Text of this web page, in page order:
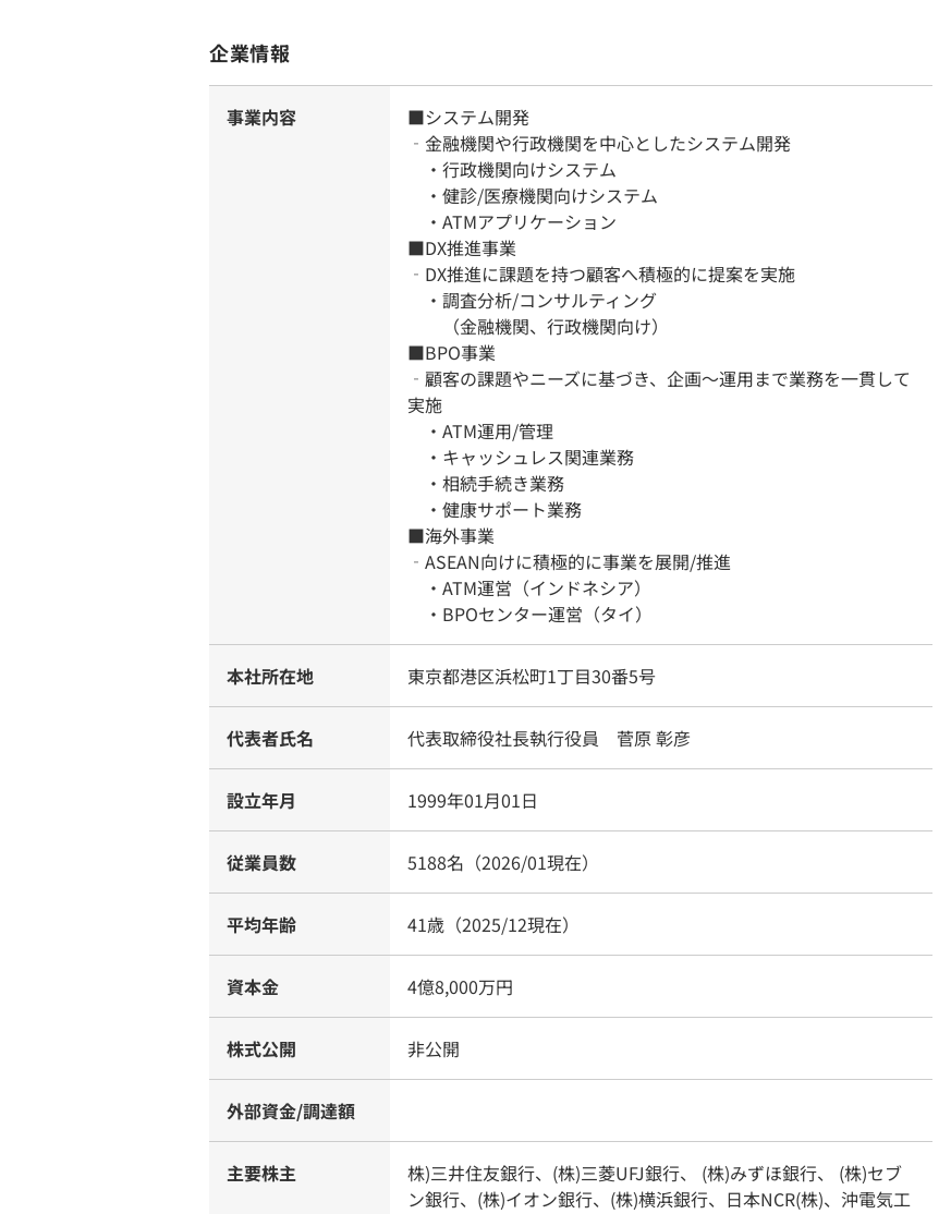
企業情報
事業内容
■システム開発
‐金融機関や行政機関を中心としたシステム開発
・行政機関向けシステム
・健診/医療機関向けシステム
・ATMアプリケーション
■DX推進事業
‐DX推進に課題を持つ顧客へ積極的に提案を実施
・調査分析/コンサルティング
（金融機関、行政機関向け）
■BPO事業
‐顧客の課題やニーズに基づき、企画～運用まで業務を一貫して
実施
・ATM運用/管理
・キャッシュレス関連業務
・相続手続き業務
・健康サポート業務
■海外事業
‐ASEAN向けに積極的に事業を展開/推進
・ATM運営（インドネシア）
・BPOセンター運営（タイ）
本社所在地 東京都港区浜松町1丁目30番5号
代表者氏名 代表取締役社長執行役員 菅原 彰彦
設立年月 1999年01月01日
従業員数 5188名（2026/01現在）
平均年齢 41歳（2025/12現在）
資本金 4億8,000万円
株式公開 非公開
外部資金/調達額
主要株主
株)三井住友銀行、(株)三菱UFJ銀行、 (株)みずほ銀行、 (株)セブ
ン銀行、(株)イオン銀行、(株)横浜銀行、日本NCR(株)、沖電気工